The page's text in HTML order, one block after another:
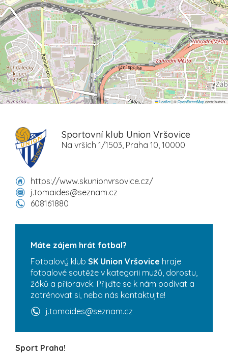
Leaflet|©OpenStreetMapcontributors
Sportovní klub Union Vršovice
Na vrších 1/1503, Praha 10, 10000
https://www.skunionvrsovice.cz/
j.tomaides@seznam.cz
608161880
Máte zájem hrát fotbal?
Fotbalový klub SK Union Vršovice hraje
fotbalové soutěže v kategorii mužů, dorostu,
žáků a přípravek. Přijďte se k nám podívat a
zatrénovat si, nebo nás kontaktujte!
j.tomaides@seznam.cz
Sport Praha!